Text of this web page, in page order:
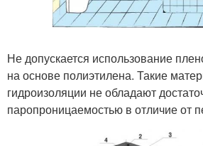
Не допускается использование
на основе полиэтилена. Такие
гидроизоляции не обладают
паропроницаемостью в отличие от